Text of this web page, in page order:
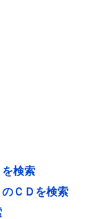
検索
ＣＤを検索